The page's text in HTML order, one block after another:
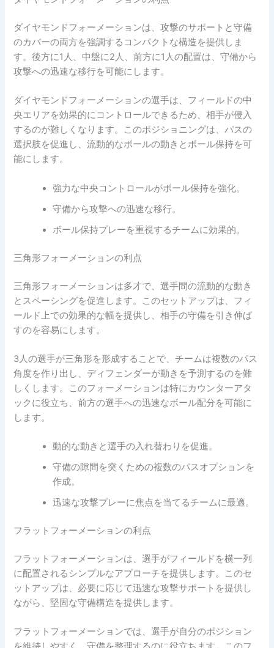
ダイヤモンドフォーメーションは、攻撃のサポートと守備
のカバーの両方を強調するコンパクトな構造を提供しま
す。後方に1人、中盤に2人、前方に1人の配置は、守備から
攻撃への迅速な移行を可能にします。
ダイヤモンドフォーメーションの選手は、フィールドの中
央エリアを効果的にコントロールできるため、相手が侵入
するのが難しくなります。このポジショニングは、パスの
選択肢を促進し、流動的なボールの動きとボール保持を可
能にします。
強力な中央コントロールがボール保持を強化。
守備から攻撃への迅速な移行。
ボール保持プレーを重視するチームに効果的。
三角形フォーメーションの利点
三角形フォーメーションは多才で、選手間の流動的な動き
とスペーシングを促進します。このセットアップは、フィ
ールド上での効果的な幅を提供し、相手の守備を引き伸ば
すのを容易にします。
3人の選手が三角形を形成することで、チームは複数のパス
角度を作り出し、ディフェンダーが動きを予測するのを難
しくします。このフォーメーションは特にカウンターアタ
ックに役立ち、前方の選手への迅速なボール配分を可能に
します。
動的な動きと選手の入れ替わりを促進。
守備の隙間を突くための複数のパスオプションを
作成。
迅速な攻撃プレーに焦点を当てるチームに最適。
フラットフォーメーションの利点
フラットフォーメーションは、選手がフィールドを横一列
に配置されるシンプルなアプローチを提供します。このセ
ットアップは、必要に応じて迅速な攻撃サポートを提供し
ながら、堅固な守備構造を提供します。
フラットフォーメーションでは、選手が自分のポジション